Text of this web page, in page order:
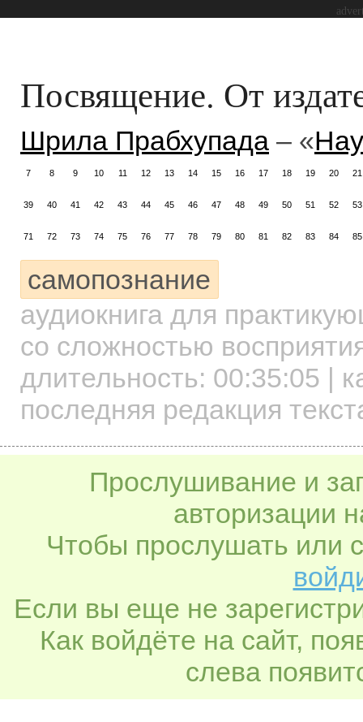
Посвящение. От
Шрила Прабхупада – «
7 8 9 10 11 12 13 14 15 16 17 18 19 20 21
39 40 41 42 43 44 45 46 47 48 49 50 51 52 53
71 72 73 74 75 76 77 78 79 80 81 82 83 84 85
самопознание
аудиокнига для
со сложностью
длительность: 00:35:05 |
последняя редакция
Прослушивание и
авторизации
Чтобы прослушать или
Если вы еще не
Как войдёте на сайт,
слева